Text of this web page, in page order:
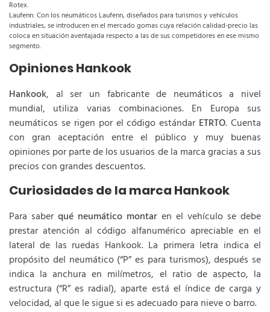
Rotex.
Laufenn: Con los neumáticos Laufenn, diseñados para turismos y vehículos
industriales, se introducen en el mercado gomas cuya relación calidad-precio las
coloca en situación aventajada respecto a las de sus competidores en ese mismo
segmento.
Opiniones Hankook
Hankook, al ser un fabricante de neumáticos a nivel
mundial, utiliza varias combinaciones. En Europa sus
neumáticos se rigen por el código estándar ETRTO. Cuenta
con gran aceptación entre el público y muy buenas
opiniones por parte de los usuarios de la marca gracias a sus
precios con grandes descuentos.
Curiosidades de la marca Hankook
Para saberqué neumático montaren el vehículo se debe
prestar atención al código alfanumérico apreciable en el
lateral de las ruedas Hankook. La primera letra indica el
propósito del neumático (“P” es para turismos), después se
indica la anchura en milímetros, el ratio de aspecto, la
estructura (“R” es radial), aparte está el índice de carga y
velocidad, al que le sigue si es adecuado para nieve o barro.